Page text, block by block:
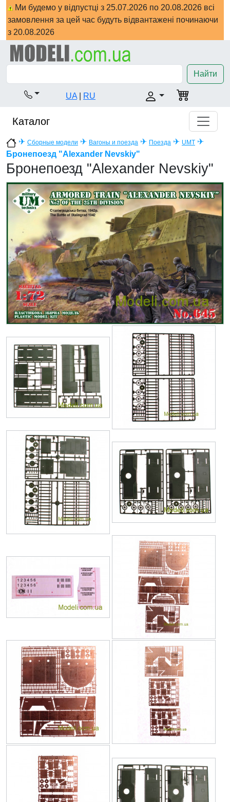
Ми будемо у відпустці з 25.07.2026 по 20.08.2026 всі
замовлення за цей час будуть відвантажені починаючи
з 20.08.2026
Найти
UA RU
Каталог
✈ Сборные модели ✈ Вагоны и поезда ✈ Поезда ✈ UMT ✈
Бронепоезд "Alexander Nevskiy"
Бронепоезд "Alexander Nevskiy"